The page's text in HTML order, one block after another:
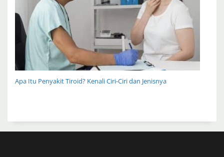
Apa Itu Penyakit Tiroid? Kenali Ciri-Ciri dan Jenisnya